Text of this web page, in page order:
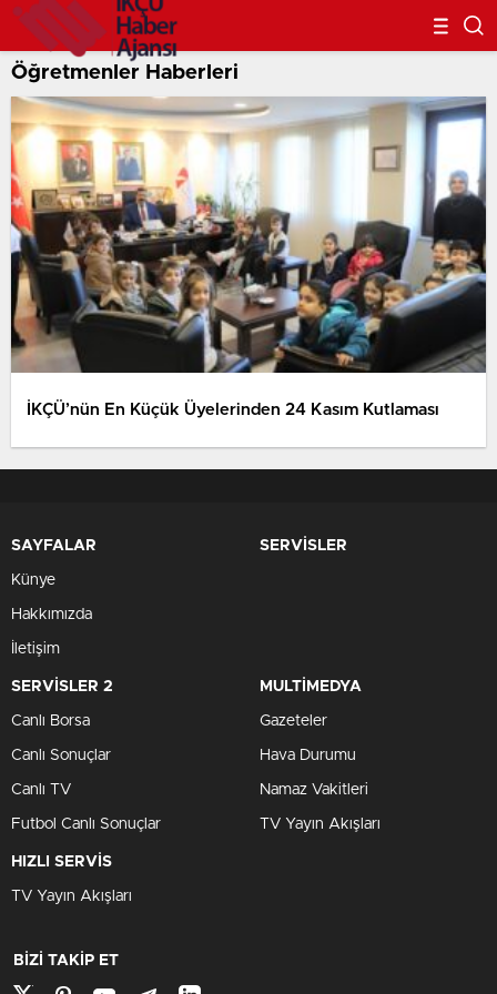
Öğretmenler Haberleri
İKÇÜ’nün En Küçük Üyelerinden 24 Kasım Kutlaması
SAYFALAR
Künye
Hakkımızda
İletişim
SERVİSLER
SERVİSLER 2
Canlı Borsa
Canlı Sonuçlar
Canlı TV
Futbol Canlı Sonuçlar
MULTİMEDYA
Gazeteler
Hava Durumu
Namaz Vakitleri
TV Yayın Akışları
HIZLI SERVİS
TV Yayın Akışları
BİZİ TAKİP ET